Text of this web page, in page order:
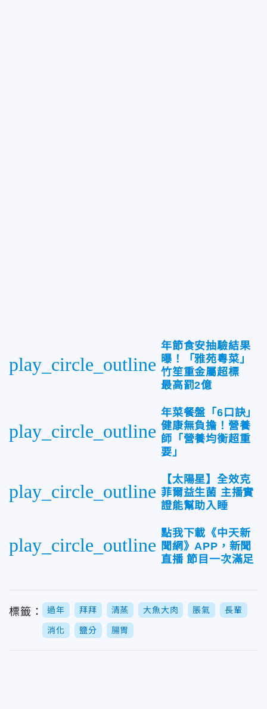
play_circle_outline
年節食安抽驗結果
曝！「雅苑粵菜」
竹笙重金屬超標
最高罰2億
play_circle_outline
年菜餐盤「6口訣」
健康無負擔！營養
師「營養均衡超重
要」
play_circle_outline
【太陽星】全效克
菲爾益生菌 主播實
證能幫助入睡
play_circle_outline
點我下載《中天新
聞網》APP，新聞
直播 節目一次滿足
標籤： 過年 拜拜 清蒸 大魚大肉 脹氣 長輩
消化 鹽分 腸胃